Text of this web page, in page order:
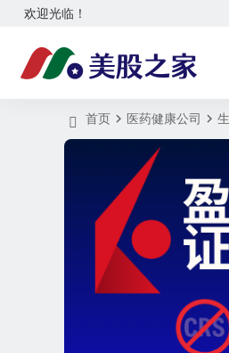
欢迎光临！
首页 医药健康公司